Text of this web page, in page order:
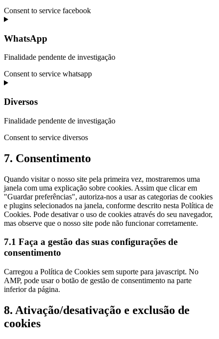
Consent to service facebook
WhatsApp
Finalidade pendente de investigação
Consent to service whatsapp
Diversos
Finalidade pendente de investigação
Consent to service diversos
7. Consentimento
Quando visitar o nosso site pela primeira vez, mostraremos uma
janela com uma explicação sobre cookies. Assim que clicar em
"Guardar preferências", autoriza-nos a usar as categorias de cookies
e plugins selecionados na janela, conforme descrito nesta Política de
Cookies. Pode desativar o uso de cookies através do seu navegador,
mas observe que o nosso site pode não funcionar corretamente.
7.1 Faça a gestão das suas configurações de
consentimento
Carregou a Política de Cookies sem suporte para javascript. No
AMP, pode usar o botão de gestão de consentimento na parte
inferior da página.
8. Ativação/desativação e exclusão de
cookies